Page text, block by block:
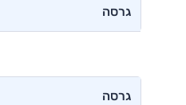
גרסה
גרסה